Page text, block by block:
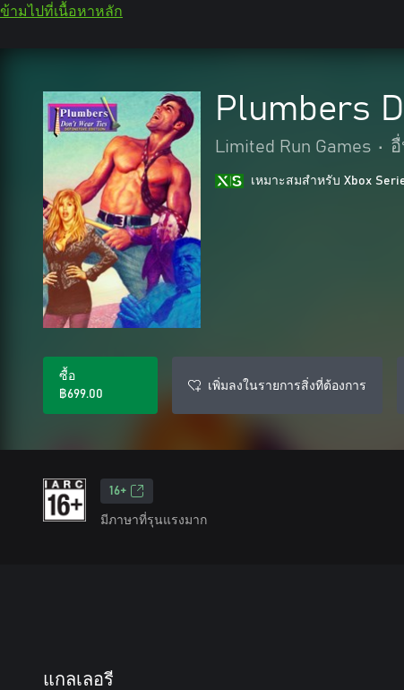
ข้ามไปที่เนื้อหาหลัก
Plumbers
Limited Run Games •
เหมาะสมสําหรับ Xbox
ซื้อ
฿699.00
เพิ่มลงในรายการสิ่งที่ต้องการ
16+
มีภาษาที่รุนแรงมาก
แกลเลอรี